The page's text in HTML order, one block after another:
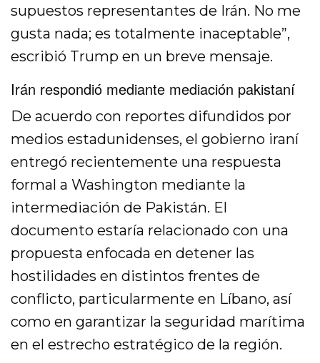
supuestos representantes de Irán. No me
gusta nada; es totalmente inaceptable”,
escribió Trump en un breve mensaje.
Irán respondió mediante mediación pakistaní
De acuerdo con reportes difundidos por
medios estadunidenses, el gobierno iraní
entregó recientemente una respuesta
formal a Washington mediante la
intermediación de Pakistán. El
documento estaría relacionado con una
propuesta enfocada en detener las
hostilidades en distintos frentes de
conflicto, particularmente en Líbano, así
como en garantizar la seguridad marítima
en el estrecho estratégico de la región.